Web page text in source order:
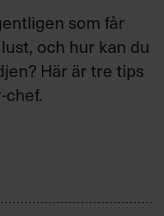
som får
och hur kan du
Här är tre tips
chef.